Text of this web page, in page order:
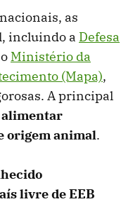
as
incluindo a Defesa
Ministério da
(Mapa),
A principal
alimentar
origem animal.
livre de EEB